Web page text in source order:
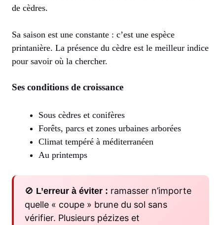
de cèdres.
Sa saison est une constante : c’est une espèce
printanière. La présence du cèdre est le meilleur indice
pour savoir où la chercher.
Ses conditions de croissance
Sous cèdres et conifères
Forêts, parcs et zones urbaines arborées
Climat tempéré à méditerranéen
Au printemps
🚫 L’erreur à éviter : ramasser n’importe
quelle « coupe » brune du sol sans
vérifier. Plusieurs pézizes et